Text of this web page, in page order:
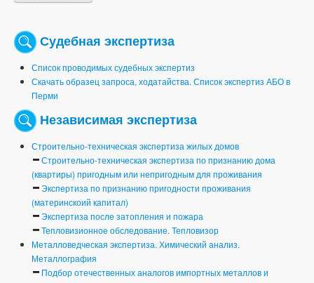
Судебная экспертиза
Список проводимых судебных экспертиз
Скачать образец запроса, ходатайства. Список экспертиз АБО в
Перми
Независимая экспертиза
Строительно-техническая экспертиза жилых домов
Строительно-техническая экспертиза по признанию дома
(квартиры) пригодным или непригодным для проживания
Экспертиза по признанию пригодности проживания
(материнскоий капитал)
Экспертиза после затопления и пожара
Тепловизионное обследование. Тепловизор
Металловедческая экспертиза. Химический анализ.
Металлография
Подбор отечественных аналогов импортных металлов и